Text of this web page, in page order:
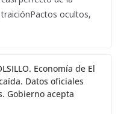
ocultos,
Economía de El
Datos oficiales
Gobierno acepta